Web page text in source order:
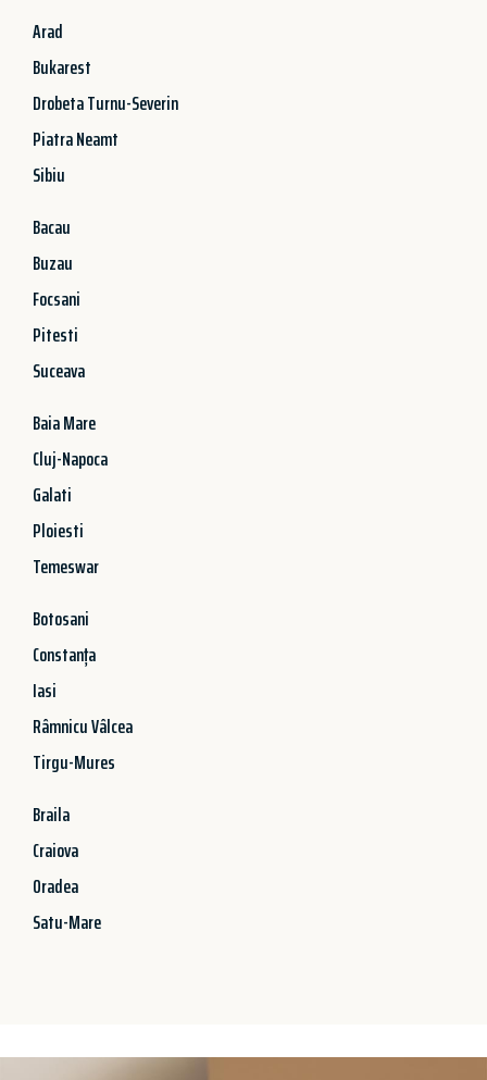
Arad
Bukarest
Drobeta Turnu-Severin
Piatra Neamt
Sibiu
Bacau
Buzau
Focsani
Pitesti
Suceava
Baia Mare
Cluj-Napoca
Galati
Ploiesti
Temeswar
Botosani
Constanța
Iasi
Râmnicu Vâlcea
Tirgu-Mures
Braila
Craiova
Oradea
Satu-Mare